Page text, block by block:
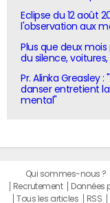
Eclipse du 12 août
l'observation aux
Plus que deux mois
du silence,
Pr. Alinka Greasley
danser entretient
mental"
Qui sommes-nous ?
Recrutement
Données
Tous les articles
RSS